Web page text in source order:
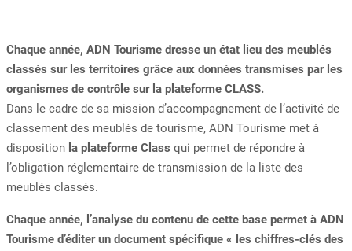
Chaque année, ADN Tourisme dresse un état lieu des meublés
classés sur les territoires grâce aux données transmises par les
organismes de contrôle sur la plateforme CLASS.
Dans le cadre de sa mission d’accompagnement de l’activité de
classement des meublés de tourisme, ADN Tourisme met à
disposition la plateforme Class qui permet de répondre à
l’obligation réglementaire de transmission de la liste des
meublés classés.
Chaque année, l’analyse du contenu de cette base permet à ADN
Tourisme d’éditer un document spécifique « les chiffres-clés des